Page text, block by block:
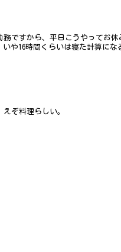
務ですから、平日こうやってお
いや16時間くらいは寝た計算に
えぞ料理らしい。